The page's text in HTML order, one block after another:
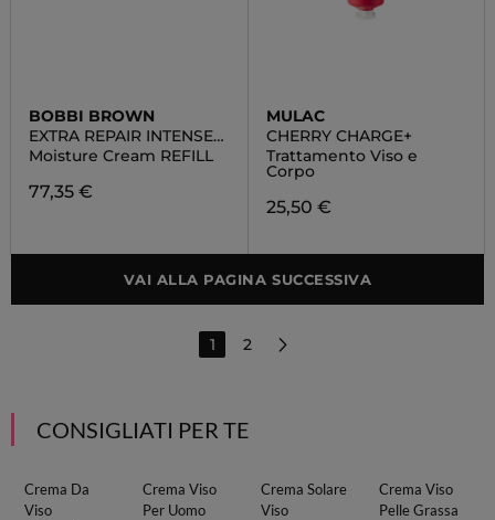
BOBBI BROWN
EXTRA REPAIR INTENSE
COLLECTION
Moisture Cream REFILL
77,35 €
MULAC
CHERRY CHARGE+
Trattamento Viso e
Corpo
25,50 €
VAI ALLA PAGINA SUCCESSIVA
1 2
CONSIGLIATI PER TE
Crema Da
Viso
Crema Viso
Per Uomo
Crema Solare
Viso
Crema Viso
Pelle Grassa